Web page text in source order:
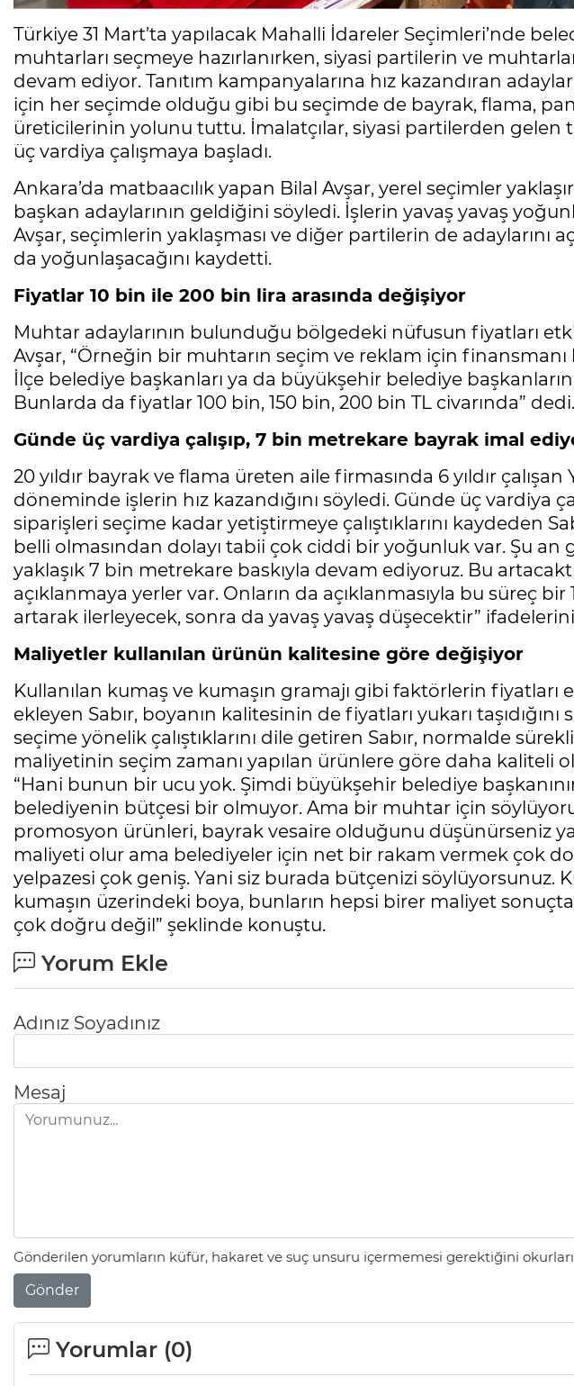
Türkiye 31 Mart’ta yapılacak Mahalli İdareler Seçimleri’nde
muhtarları seçmeye hazırlanırken, siyasi partilerin ve
devam ediyor. Tanıtım kampanyalarına hız kazandıran
için her seçimde olduğu gibi bu seçimde de bayrak, flama,
üreticilerinin yolunu tuttu. İmalatçılar, siyasi partilerden gelen
üç vardiya çalışmaya başladı.
Ankara’da matbaacılık yapan Bilal Avşar, yerel seçimler
başkan adaylarının geldiğini söyledi. İşlerin yavaş yavaş
Avşar, seçimlerin yaklaşması ve diğer partilerin de adaylarını
da yoğunlaşacağını kaydetti.
Fiyatlar 10 bin ile 200 bin lira arasında değişiyor
Muhtar adaylarının bulunduğu bölgedeki nüfusun fiyatları
Avşar, “Örneğin bir muhtarın seçim ve reklam için finansmanı
İlçe belediye başkanları ya da büyükşehir belediye
Bunlarda da fiyatlar 100 bin, 150 bin, 200 bin TL civarında” dedi.
Günde üç vardiya çalışıp, 7 bin metrekare bayrak imal
20 yıldır bayrak ve flama üreten aile firmasında 6 yıldır çalışan
döneminde işlerin hız kazandığını söyledi. Günde üç vardiya
siparişleri seçime kadar yetiştirmeye çalıştıklarını kaydeden
belli olmasından dolayı tabii çok ciddi bir yoğunluk var. Şu an
yaklaşık 7 bin metrekare baskıyla devam ediyoruz. Bu
açıklanmaya yerler var. Onların da açıklanmasıyla bu süreç
artarak ilerleyecek, sonra da yavaş yavaş düşecektir”
Maliyetler kullanılan ürünün kalitesine göre değişiyor
Kullanılan kumaş ve kumaşın gramajı gibi faktörlerin fiyatları
ekleyen Sabır, boyanın kalitesinin de fiyatları yukarı
seçime yönelik çalıştıklarını dile getiren Sabır, normalde
maliyetinin seçim zamanı yapılan ürünlere göre daha kaliteli
“Hani bunun bir ucu yok. Şimdi büyükşehir belediye
belediyenin bütçesi bir olmuyor. Ama bir muhtar için
promosyon ürünleri, bayrak vesaire olduğunu düşünürseniz
maliyeti olur ama belediyeler için net bir rakam vermek çok
yelpazesi çok geniş. Yani siz burada bütçenizi söylüyorsunuz.
kumaşın üzerindeki boya, bunların hepsi birer maliyet
çok doğru değil” şeklinde konuştu.
Yorum Ekle
Adınız Soyadınız
Mesaj
Gönderilen yorumların küfür, hakaret ve suç unsuru içermemesi gerektiğini
Gönder
Yorumlar (0)